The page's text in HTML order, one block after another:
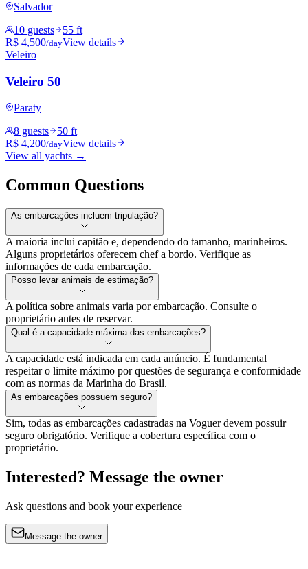
Salvador
10 guests
55 ft
R$ 4,500/dayView details
Veleiro
Veleiro 50
Paraty
8 guests
50 ft
R$ 4,200/dayView details
View all yachts →
Common Questions
As embarcações incluem tripulação?
A maioria inclui capitão e, dependendo do tamanho, marinheiros.
Alguns proprietários oferecem chef a bordo. Verifique as
informações de cada embarcação.
Posso levar animais de estimação?
A política sobre animais varia por embarcação. Consulte o
proprietário antes de reservar.
Qual é a capacidade máxima das embarcações?
A capacidade está indicada em cada anúncio. É fundamental
respeitar o limite máximo por questões de segurança e conformidade
com as normas da Marinha do Brasil.
As embarcações possuem seguro?
Sim, todas as embarcações cadastradas na Voguer devem possuir
seguro obrigatório. Verifique a cobertura específica com o
proprietário.
Interested? Message the owner
Ask questions and book your experience
Message the owner